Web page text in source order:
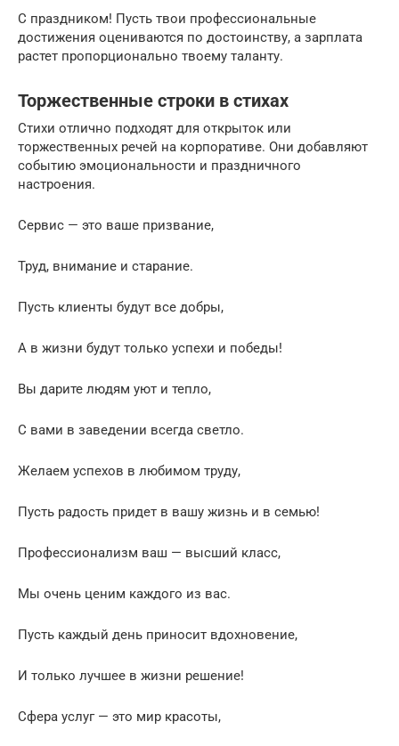
С праздником! Пусть твои профессиональные
достижения оцениваются по достоинству, а зарплата
растет пропорционально твоему таланту.
Торжественные строки в стихах
Стихи отлично подходят для открыток или
торжественных речей на корпоративе. Они добавляют
событию эмоциональности и праздничного
настроения.
Сервис — это ваше призвание,
Труд, внимание и старание.
Пусть клиенты будут все добры,
А в жизни будут только успехи и победы!
Вы дарите людям уют и тепло,
С вами в заведении всегда светло.
Желаем успехов в любимом труду,
Пусть радость придет в вашу жизнь и в семью!
Профессионализм ваш — высший класс,
Мы очень ценим каждого из вас.
Пусть каждый день приносит вдохновение,
И только лучшее в жизни решение!
Сфера услуг — это мир красоты,